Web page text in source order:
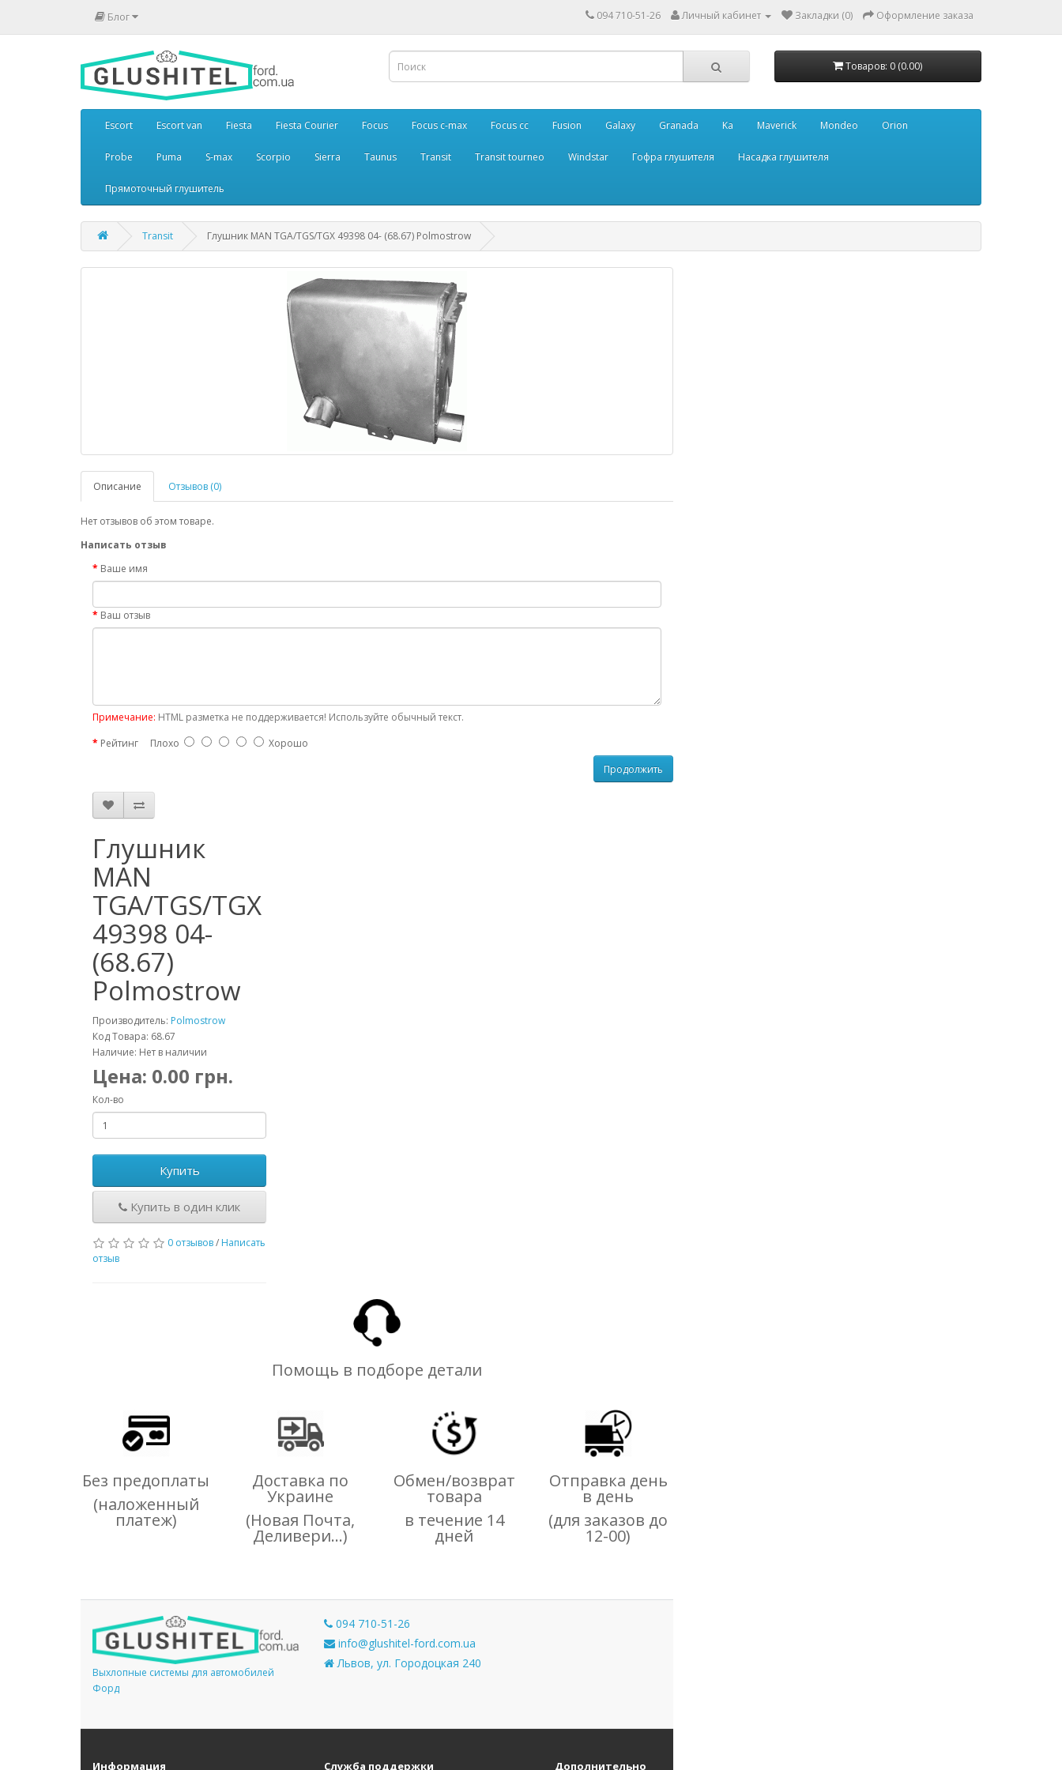
Блог 094 710-51-26 Личный кабинет Закладки (0) Оформление заказа
Товаров: 0 (0.00)
Escort Escort van Fiesta Fiesta Courier Focus Focus c-max Focus cc Fusion Galaxy Granada Ka Maverick Mondeo Orion
Probe Puma S-max Scorpio Sierra Taunus Transit Transit tourneo Windstar Гофра глушителя Насадка глушителя
Прямоточный глушитель
Transit Глушник MAN TGA/TGS/TGX 49398 04- (68.67) Polmostrow
Описание Отзывов (0)
Нет отзывов об этом товаре.
Написать отзыв
Ваше имя
Ваш отзыв
Примечание: HTML разметка не поддерживается! Используйте обычный текст.
Рейтинг Плохо
Хорошо
Продолжить
Глушник
MAN
TGA/TGS/TGX
49398 04-
(68.67)
Polmostrow
Производитель: Polmostrow
Код Товара: 68.67
Наличие: Нет в наличии
Цена: 0.00 грн.
Кол-во
Купить
Купить в один клик
0 отзывов/ Написать
отзыв
Помощь в подборе детали
Без предоплаты
(наложенный
платеж)
Доставка по
Украине
(Новая Почта,
Деливери...)
Обмен/возврат
товара
в течение 14
дней
Отправка день
в день
(для заказов до
12-00)
Выхлопные системы для автомобилей
Форд
094 710-51-26
info@glushitel-ford.com.ua
Львов, ул. Городоцкая 240
Информация Служба поддержки Дополнительно